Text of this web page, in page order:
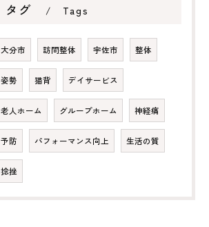
タグ Tags
大分市 訪問整体 宇佐市 整体
姿勢 猫背 デイサービス
老人ホーム グループホーム 神経痛
予防 パフォーマンス向上 生活の質
捻挫